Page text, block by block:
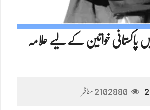
خواتین کے لیے علامہ
2102880 مناظر